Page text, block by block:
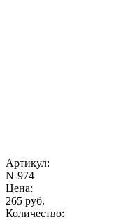
Артикул:
N-974
Цена:
265 руб.
Количество: